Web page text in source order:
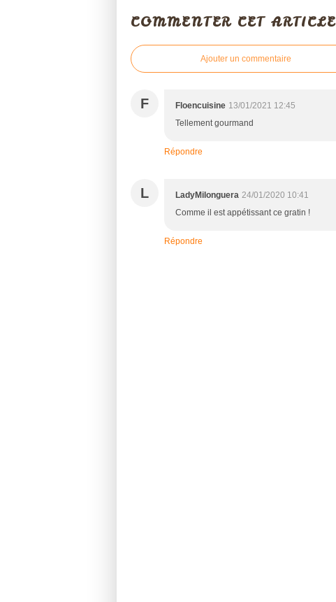
COMMENTER CET ARTICLE
Ajouter un commentaire
F Floencuisine 13/01/2021 12:45
Tellement gourmand
Répondre
L LadyMilonguera 24/01/2020 10:41
Comme il est appétissant ce gratin !
Répondre